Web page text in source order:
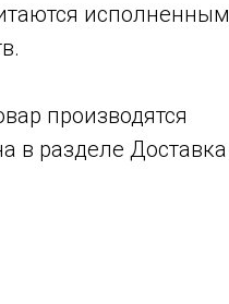
производятся
в разделе